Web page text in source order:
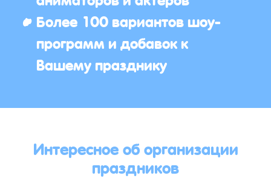
Более 100 вариантов шоу-
программ и добавок к
Вашему празднику
Интересное об организации
праздников